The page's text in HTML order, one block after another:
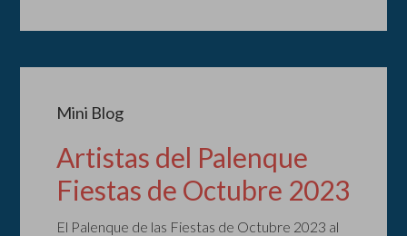
Mini Blog
Artistas del Palenque
Fiestas de Octubre 2023
El Palenque de las Fiestas de Octubre 2023 al